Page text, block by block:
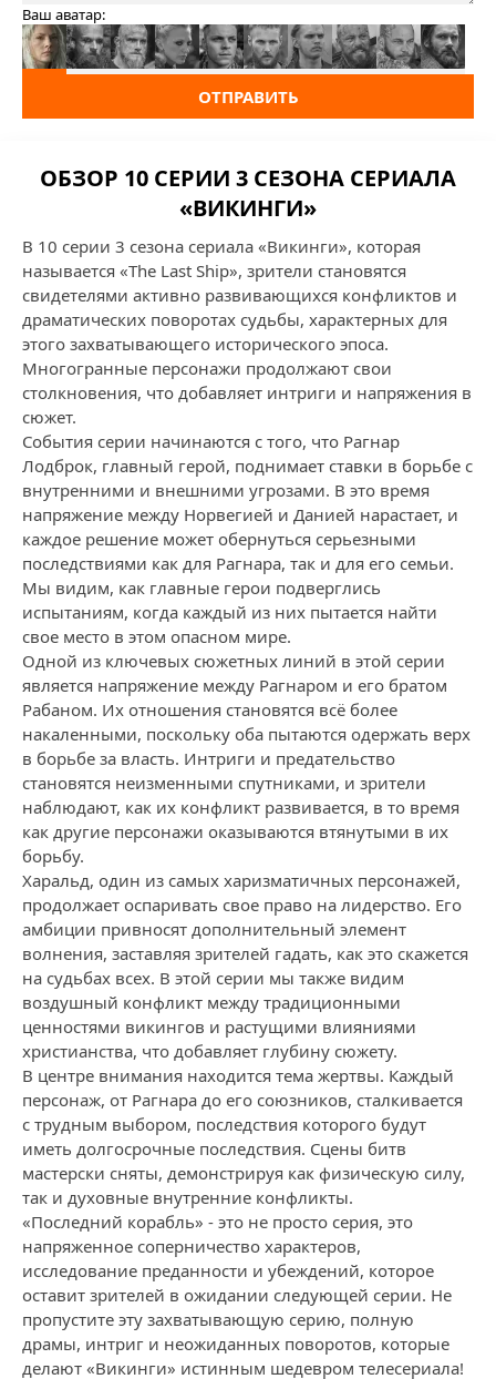
Ваш аватар:
ОТПРАВИТЬ
ОБЗОР 10 СЕРИИ 3 СЕЗОНА СЕРИАЛА
«ВИКИНГИ»
В 10 серии 3 сезона сериала «Викинги», которая
называется «The Last Ship», зрители становятся
свидетелями активно развивающихся конфликтов и
драматических поворотах судьбы, характерных для
этого захватывающего исторического эпоса.
Многогранные персонажи продолжают свои
столкновения, что добавляет интриги и напряжения в
сюжет.
События серии начинаются с того, что Рагнар
Лодброк, главный герой, поднимает ставки в борьбе с
внутренними и внешними угрозами. В это время
напряжение между Норвегией и Данией нарастает, и
каждое решение может обернуться серьезными
последствиями как для Рагнара, так и для его семьи.
Мы видим, как главные герои подверглись
испытаниям, когда каждый из них пытается найти
свое место в этом опасном мире.
Одной из ключевых сюжетных линий в этой серии
является напряжение между Рагнаром и его братом
Рабаном. Их отношения становятся всё более
накаленными, поскольку оба пытаются одержать верх
в борьбе за власть. Интриги и предательство
становятся неизменными спутниками, и зрители
наблюдают, как их конфликт развивается, в то время
как другие персонажи оказываются втянутыми в их
борьбу.
Харальд, один из самых харизматичных персонажей,
продолжает оспаривать свое право на лидерство. Его
амбиции привносят дополнительный элемент
волнения, заставляя зрителей гадать, как это скажется
на судьбах всех. В этой серии мы также видим
воздушный конфликт между традиционными
ценностями викингов и растущими влияниями
христианства, что добавляет глубину сюжету.
В центре внимания находится тема жертвы. Каждый
персонаж, от Рагнара до его союзников, сталкивается
с трудным выбором, последствия которого будут
иметь долгосрочные последствия. Сцены битв
мастерски сняты, демонстрируя как физическую силу,
так и духовные внутренние конфликты.
«Последний корабль» - это не просто серия, это
напряженное соперничество характеров,
исследование преданности и убеждений, которое
оставит зрителей в ожидании следующей серии. Не
пропустите эту захватывающую серию, полную
драмы, интриг и неожиданных поворотов, которые
делают «Викинги» истинным шедевром телесериала!